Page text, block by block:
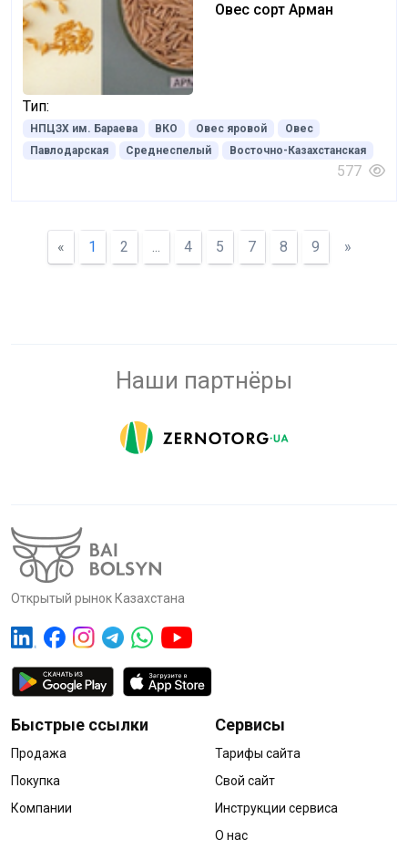
Овес сорт Арман
Тип:
НПЦЗХ им. Бараева ВКО Овес яровой
Овес
Павлодарская
Среднеспелый Восточно-Казахстанская
577
« 1 2 ... 4 5 7 8 9 »
Наши партнёры
Открытый рынок Казахстана
Быстрые ссылки
Продажа
Покупка
Компании
Сервисы
Тарифы сайта
Свой сайт
Инструкции сервиса
О нас